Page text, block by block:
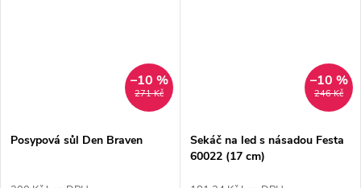
271 Kč
–10 %
Posypová sůl Den Braven
246 Kč
–10 %
Sekáč na led s násadou Festa
60022 (17 cm)